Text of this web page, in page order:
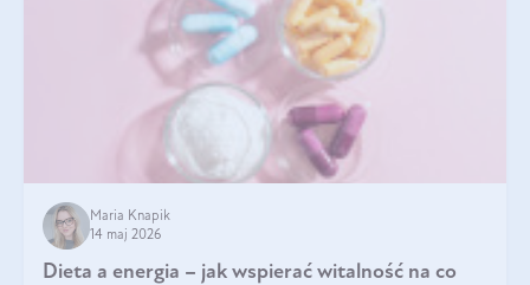
Maria Knapik
14 maj 2026
Dieta a energia – jak wspierać witalność na co